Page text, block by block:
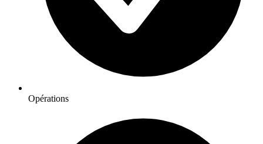
Opérations